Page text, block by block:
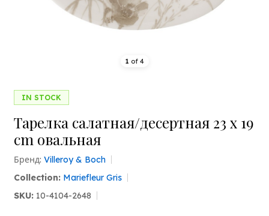
1 of 4
IN STOCK
Тарелка салатная/десертная 23 x 19
cm овальная
Бренд: Villeroy & Boch
Collection: Mariefleur Gris
SKU: 10-4104-2648